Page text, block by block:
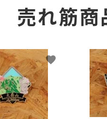
売れ筋商
favorite